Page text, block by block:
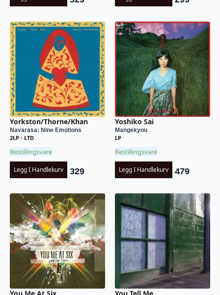
Yorkston/Thorne/Khan
Navarasa: Nine Emotions
2LP - LTD
Bestillingsvare
Legg I Handlekurv 329
Yoshiko Sai
Mangekyou
LP
Bestillingsvare
Legg I Handlekurv 479